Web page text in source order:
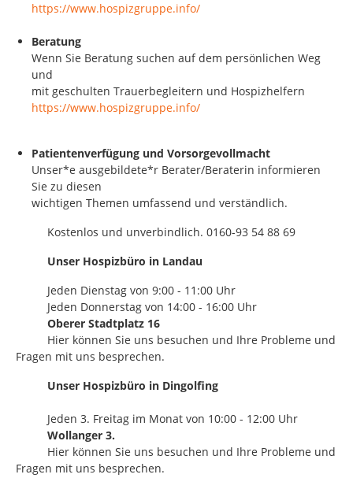
https://www.hospizgruppe.info/
Beratung
Wenn Sie Beratung suchen auf dem persönlichen Weg
und
mit geschulten Trauerbegleitern und Hospizhelfern
https://www.hospizgruppe.info/
Patientenverfügung und Vorsorgevollmacht
Unser*e ausgebildete*r Berater/Beraterin informieren
Sie zu diesen
wichtigen Themen umfassend und verständlich.
Kostenlos und unverbindlich. 0160-93 54 88 69
Unser Hospizbüro in Landau
Jeden Dienstag von 9:00 - 11:00 Uhr
Jeden Donnerstag von 14:00 - 16:00 Uhr
Oberer Stadtplatz 16
Hier können Sie uns besuchen und Ihre Probleme und
Fragen mit uns besprechen.
Unser Hospizbüro in Dingolfing
Jeden 3. Freitag im Monat von 10:00 - 12:00 Uhr
Wollanger 3.
Hier können Sie uns besuchen und Ihre Probleme und
Fragen mit uns besprechen.